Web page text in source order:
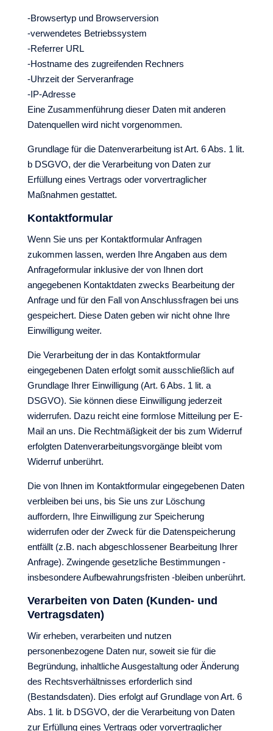
-Browsertyp und Browserversion
-verwendetes Betriebssystem
-Referrer URL
-Hostname des zugreifenden Rechners
-Uhrzeit der Serveranfrage
-IP-Adresse
Eine Zusammenführung dieser Daten mit anderen
Datenquellen wird nicht vorgenommen.
Grundlage für die Datenverarbeitung ist Art. 6 Abs. 1 lit.
b DSGVO, der die Verarbeitung von Daten zur
Erfüllung eines Vertrags oder vorvertraglicher
Maßnahmen gestattet.
Kontaktformular
Wenn Sie uns per Kontaktformular Anfragen
zukommen lassen, werden Ihre Angaben aus dem
Anfrageformular inklusive der von Ihnen dort
angegebenen Kontaktdaten zwecks Bearbeitung der
Anfrage und für den Fall von Anschlussfragen bei uns
gespeichert. Diese Daten geben wir nicht ohne Ihre
Einwilligung weiter.
Die Verarbeitung der in das Kontaktformular
eingegebenen Daten erfolgt somit ausschließlich auf
Grundlage Ihrer Einwilligung (Art. 6 Abs. 1 lit. a
DSGVO). Sie können diese Einwilligung jederzeit
widerrufen. Dazu reicht eine formlose Mitteilung per E-
Mail an uns. Die Rechtmäßigkeit der bis zum Widerruf
erfolgten Datenverarbeitungsvorgänge bleibt vom
Widerruf unberührt.
Die von Ihnen im Kontaktformular eingegebenen Daten
verbleiben bei uns, bis Sie uns zur Löschung
auffordern, Ihre Einwilligung zur Speicherung
widerrufen oder der Zweck für die Datenspeicherung
entfällt (z.B. nach abgeschlossener Bearbeitung Ihrer
Anfrage). Zwingende gesetzliche Bestimmungen -
insbesondere Aufbewahrungsfristen -bleiben unberührt.
Verarbeiten von Daten (Kunden- und
Vertragsdaten)
Wir erheben, verarbeiten und nutzen
personenbezogene Daten nur, soweit sie für die
Begründung, inhaltliche Ausgestaltung oder Änderung
des Rechtsverhältnisses erforderlich sind
(Bestandsdaten). Dies erfolgt auf Grundlage von Art. 6
Abs. 1 lit. b DSGVO, der die Verarbeitung von Daten
zur Erfüllung eines Vertrags oder vorvertraglicher